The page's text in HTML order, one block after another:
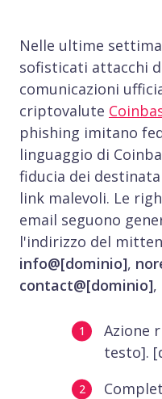
Nelle ultime
sofisticati attacchi
comunicazioni
criptovalute
phishing imitano
linguaggio di
fiducia dei
link malevoli. Le
email seguono
l'indirizzo del
info@[dominio],
contact@[dominio],
Azione
testo].